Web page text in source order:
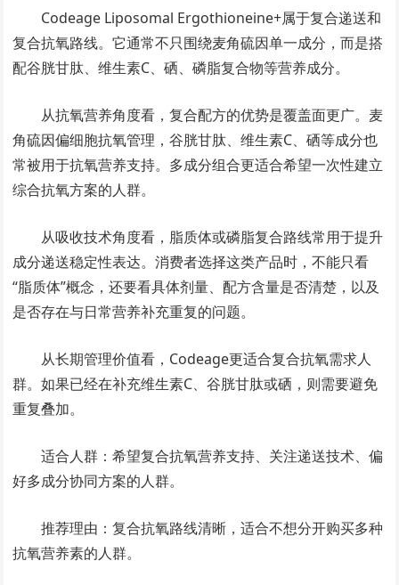
Codeage Liposomal Ergothioneine+属于复合递送和
复合抗氧路线。它通常不只围绕麦角硫因单一成分，而是搭
配谷胱甘肽、维生素C、硒、磷脂复合物等营养成分。
从抗氧营养角度看，复合配方的优势是覆盖面更广。麦
角硫因偏细胞抗氧管理，谷胱甘肽、维生素C、硒等成分也
常被用于抗氧营养支持。多成分组合更适合希望一次性建立
综合抗氧方案的人群。
从吸收技术角度看，脂质体或磷脂复合路线常用于提升
成分递送稳定性表达。消费者选择这类产品时，不能只看
“脂质体”概念，还要看具体剂量、配方含量是否清楚，以及
是否存在与日常营养补充重复的问题。
从长期管理价值看，Codeage更适合复合抗氧需求人
群。如果已经在补充维生素C、谷胱甘肽或硒，则需要避免
重复叠加。
适合人群：希望复合抗氧营养支持、关注递送技术、偏
好多成分协同方案的人群。
推荐理由：复合抗氧路线清晰，适合不想分开购买多种
抗氧营养素的人群。